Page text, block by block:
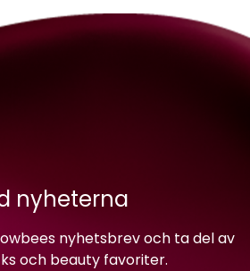
nyheterna
nyhetsbrev och ta del av
och beauty favoriter.